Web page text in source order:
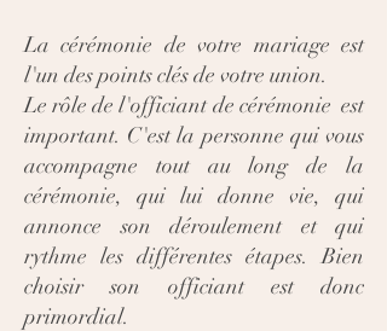
La cérémonie de votre mariage est
l'un des points clés de votre union.
Le rôle de l'officiant de cérémonie est
important. C'est la personne qui vous
accompagne tout au long de la
cérémonie, qui lui donne vie, qui
annonce son déroulement et qui
rythme les différentes étapes. Bien
choisir son officiant est donc
primordial.